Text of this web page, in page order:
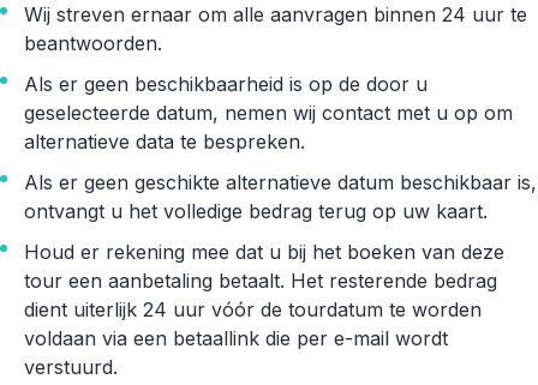
Wij streven ernaar om alle aanvragen binnen 24 uur te
beantwoorden.
Als er geen beschikbaarheid is op de door u
geselecteerde datum, nemen wij contact met u op om
alternatieve data te bespreken.
Als er geen geschikte alternatieve datum beschikbaar is,
ontvangt u het volledige bedrag terug op uw kaart.
Houd er rekening mee dat u bij het boeken van deze
tour een aanbetaling betaalt. Het resterende bedrag
dient uiterlijk 24 uur vóór de tourdatum te worden
voldaan via een betaallink die per e-mail wordt
verstuurd.